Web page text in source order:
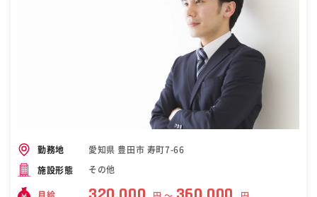
充実できます。 ◇風通しが良く平均勤続年数の長い企業です。勤怠管
理も徹底しており、サービス残業はありません。 ■組織構成：20代3
名、30代5名、40代2名が所属しています。 ■当社の特徴： トヨタ自
動車の子会社として、オフィスビル等の施設運営から清掃・ファシリ
ティー管理などのサービスを展開している提案型総合サービス企業で
す。 顧客はトヨタ関連企業も多く、東海地区を中心に順調な取引を行
っています。 また、充実の福利厚生、風通しのいい社風が働く上での
大きな魅力となっています。 ※家族手当／住宅手当／退職金制度あり
勤務地 愛知県 豊田市 寿町7-66
施設形態 その他
月給